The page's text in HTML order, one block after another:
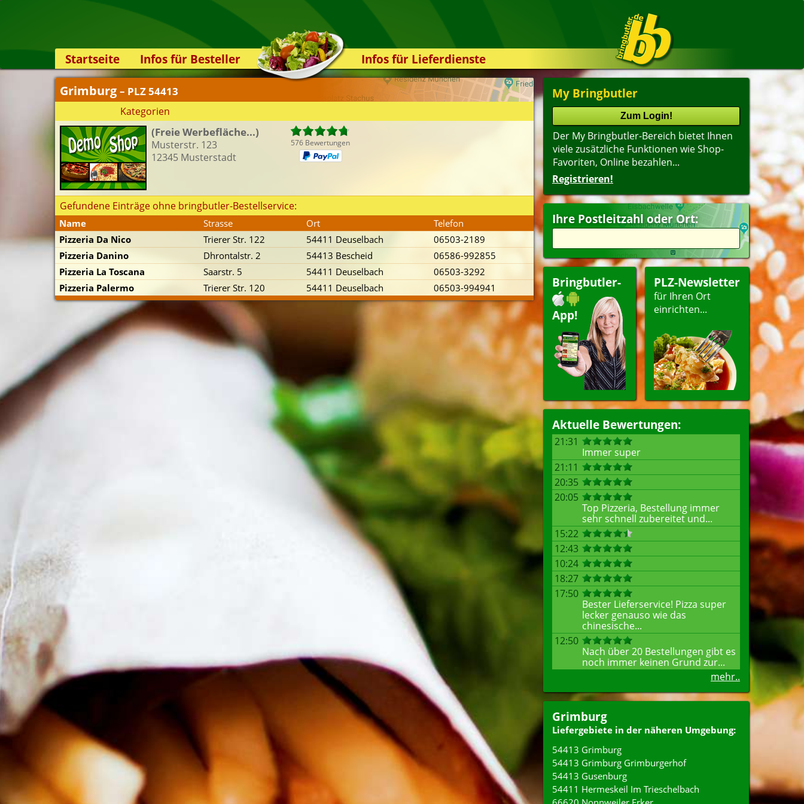
Startseite
Infos für Besteller
Lieferservice-App
Weiterempfehlen
Newsletter
Sicherheit
Kontakt
Infos für Lieferdienste
Kassensystem
Zuverlässigkeit
Kontakt
My Bringbutler
Der My Bringbutler-Bereich bietet Ihnen
viele zusätzliche Funktionen wie Shop-
Favoriten, Online bezahlen...
Registrieren!
Ihre Postleitzahl oder Ort:
Bringbutler-
App!
PLZ-Newsletter
für Ihren Ort
einrichten...
Aktuelle Bewertungen:
21:31
Immer super
21:11
20:35
20:05
Top Pizzeria, Bestellung immer
sehr schnell zubereitet und...
15:22
12:43
10:24
18:27
17:50
Bester Lieferservice! Pizza super
lecker genauso wie das
chinesische...
12:50
Nach über 20 Bestellungen gibt es
noch immer keinen Grund zur...
mehr..
Grimburg
Liefergebiete in der näheren Umgebung:
54413 Grimburg
54413 Grimburg Grimburgerhof
54413 Gusenburg
54411 Hermeskeil Im Trieschelbach
zuerst)
Grimburg – PLZ 54413
Kategorien
(Freie Werbefläche...)
Musterstr. 123
12345 Musterstadt
576 Bewertungen
Gefundene Einträge ohne bringbutler-Bestellservice:
Name Strasse Ort
Telefon
Pizzeria Da Nico
Trierer Str. 122 54411 Deuselbach
06503-2189
Pizzeria Danino
Dhrontalstr. 2 54413 Bescheid
06586-992855
Pizzeria La Toscana
Saarstr. 5 54411 Deuselbach
06503-3292
Pizzeria Palermo
Trierer Str. 120 54411 Deuselbach 06503-994941